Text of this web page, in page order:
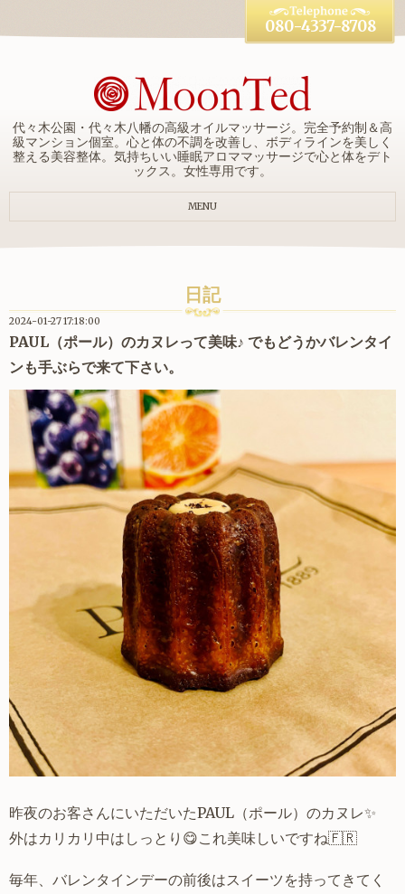
代々木公園・代々木八幡の高級オイルマッサージ。完全予約制＆高
級マンション個室。心と体の不調を改善し、ボディラインを美しく
整える美容整体。気持ちいい睡眠アロママッサージで心と体をデト
ックス。女性専用です。
080-4337-8708
MENU
日記
2024-01-27 17:18:00
PAUL（ポール）のカヌレって美味♪ でもどうかバレンタイ
ンも手ぶらで来て下さい。
昨夜のお客さんにいただいたPAUL（ポール）のカヌレ✨
外はカリカリ中はしっとり😋これ美味しいですね🇫🇷
毎年、バレンタインデーの前後はスイーツを持ってきてく